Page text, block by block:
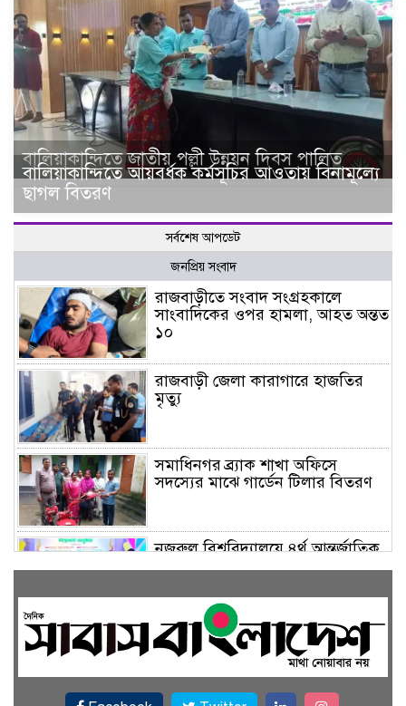
বালিয়াকান্দিতে জাতীয় পল্লী উন্নয়ন দিবস পালিত
বালিয়াকান্দিতে আয়বর্ধক কর্মসূচির আওতায় বিনামূল্যে
ছাগল বিতরণ
সর্বশেষ আপডেট
জনপ্রিয় সংবাদ
রাজবাড়ীতে সংবাদ সংগ্রহকালে
সাংবাদিকের ওপর হামলা, আহত অন্তত
১০
রাজবাড়ী জেলা কারাগারে হাজতির
মৃত্যু
সমাধিনগর ব্র্যাক শাখা অফিসে
সদস্যের মাঝে গার্ডেন টিলার বিতরণ
নজরুল বিশ্ববিদ্যালয়ে ৪র্থ আন্তর্জাতিক
নাট্যোৎসবে ‘নাট্যজন সম্মাননা’ পেলেন
নজরুল বিশ্ববিদ্যালয়ে গোপনে নারী
শিক্ষার্থীদের ভিডিও ধারণের অভিযোগে